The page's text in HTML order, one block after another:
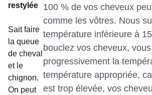
restylée
Sait faire
la queue
de cheval
et le
chignon.
On peut
100 % de vos cheveux
comme les vôtres. Nous
température inférieure à
bouclez vos cheveux,
progressivement la
température appropriée,
est trop élevée, vos